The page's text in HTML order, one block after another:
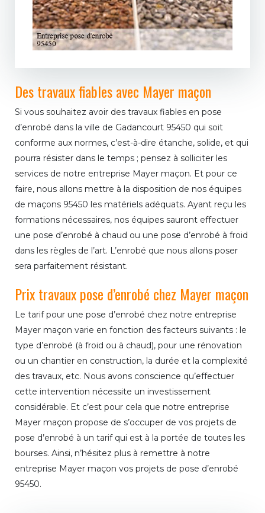
Des travaux fiables avec Mayer maçon
Si vous souhaitez avoir des travaux fiables en pose
d’enrobé dans la ville de Gadancourt 95450 qui soit
conforme aux normes, c’est-à-dire étanche, solide, et qui
pourra résister dans le temps ; pensez à solliciter les
services de notre entreprise Mayer maçon. Et pour ce
faire, nous allons mettre à la disposition de nos équipes
de maçons 95450 les matériels adéquats. Ayant reçu les
formations nécessaires, nos équipes sauront effectuer
une pose d’enrobé à chaud ou une pose d’enrobé à froid
dans les règles de l’art. L’enrobé que nous allons poser
sera parfaitement résistant.
Prix travaux pose d’enrobé chez Mayer maçon
Le tarif pour une pose d’enrobé chez notre entreprise
Mayer maçon varie en fonction des facteurs suivants : le
type d’enrobé (à froid ou à chaud), pour une rénovation
ou un chantier en construction, la durée et la complexité
des travaux, etc. Nous avons conscience qu’effectuer
cette intervention nécessite un investissement
considérable. Et c’est pour cela que notre entreprise
Mayer maçon propose de s’occuper de vos projets de
pose d’enrobé à un tarif qui est à la portée de toutes les
bourses. Ainsi, n’hésitez plus à remettre à notre
entreprise Mayer maçon vos projets de pose d’enrobé
95450.